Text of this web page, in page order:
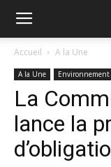
Green
Finance
Accueil A la Une
A la Une Environnement
La
lance la